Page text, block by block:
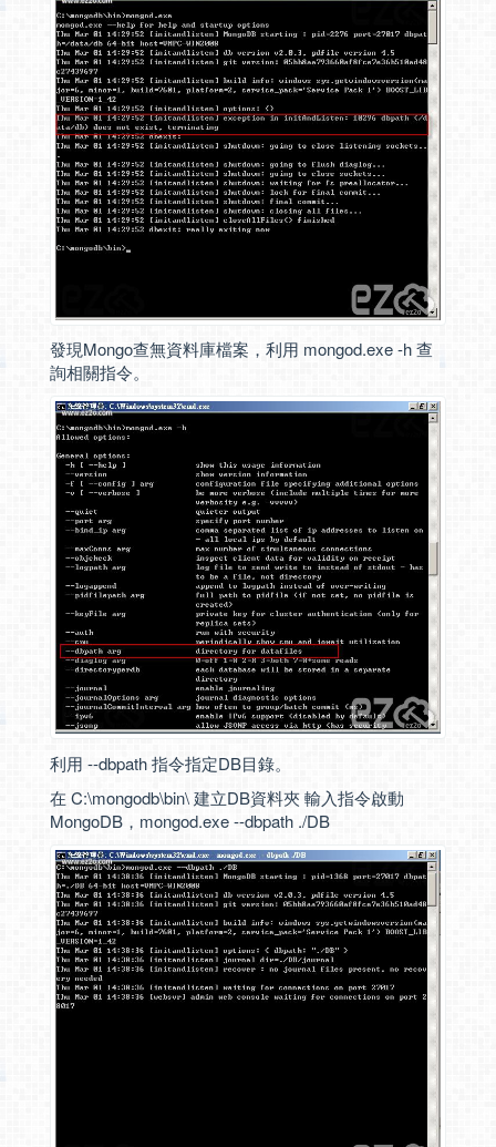
發現Mongo查無資料庫檔案，利用 mongod.exe -h 查
詢相關指令。
利用 --dbpath 指令指定DB目錄。
在 C:\mongodb\bin\ 建立DB資料夾 輸入指令啟動
MongoDB，mongod.exe --dbpath ./DB